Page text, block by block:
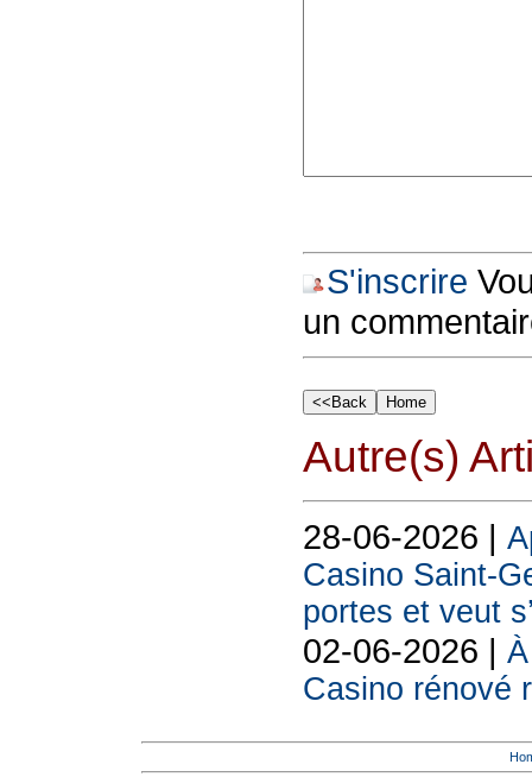
S'inscrire
un
Autre(s)
28-06-2026 |
Casino Saint-
portes et veut
02-06-2026 |
Casino rénové